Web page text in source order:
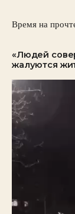
Время на
«Людей
жалуются